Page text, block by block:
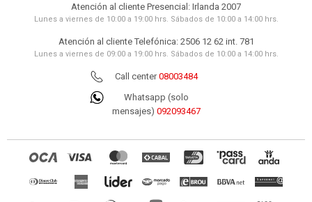
Atención al cliente Presencial: Irlanda 2007
Lunes a viernes de 10:00 a 19:00 hrs. Sábados de 10:00 a 14:00 hrs.
Atención al cliente Telefónica: 2506 12 62 int. 781
Lunes a viernes de 09:00 a 19:00 hrs. Sábados de 10:00 a 14:00 hrs.
Call center08003484
Whatsapp (solo
mensajes) 092093467